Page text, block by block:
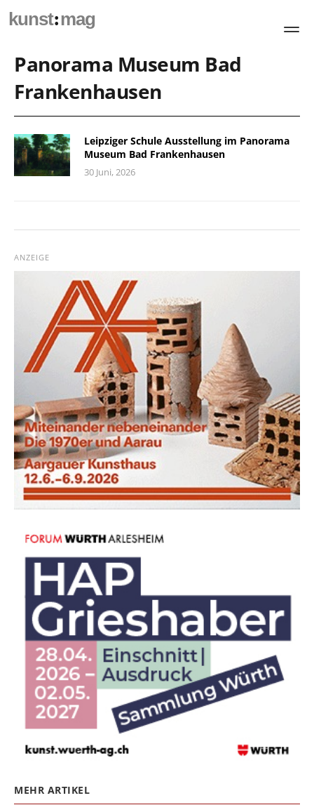
kunst:mag
Panorama Museum Bad
Frankenhausen
Leipziger Schule Ausstellung im Panorama
Museum Bad Frankenhausen
30 Juni, 2026
ANZEIGE
MEHR ARTIKEL